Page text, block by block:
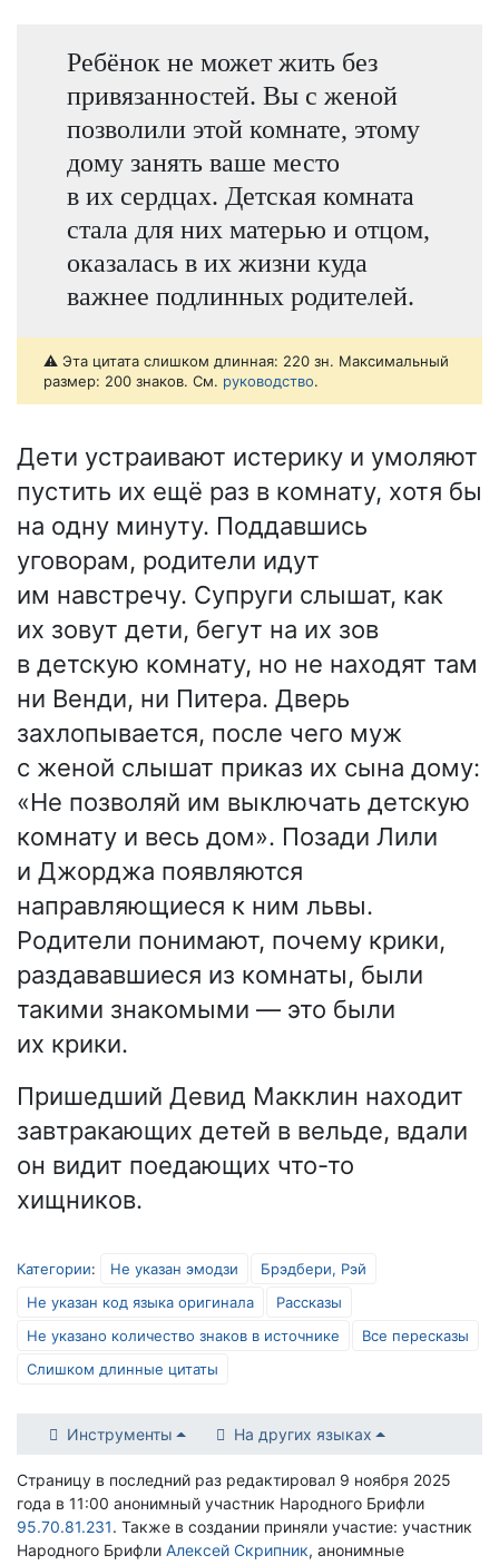
Ребёнок не может жить без
привязанностей. Вы с женой
позволили этой комнате, этому
дому занять ваше место
в их сердцах. Детская комната
стала для них матерью и отцом,
оказалась в их жизни куда
важнее подлинных родителей.
⚠️ Эта цитата слишком длинная: 220 зн. Максимальный
размер: 200 знаков. См. руководство.
Дети устраивают истерику и умоляют
пустить их ещё раз в комнату, хотя бы
на одну минуту. Поддавшись
уговорам, родители идут
им навстречу. Супруги слышат, как
их зовут дети, бегут на их зов
в детскую комнату, но не находят там
ни Венди, ни Питера. Дверь
захлопывается, после чего муж
с женой слышат приказ их сына дому:
«Не позволяй им выключать детскую
комнату и весь дом». Позади Лили
и Джорджа появляются
направляющиеся к ним львы.
Родители понимают, почему крики,
раздававшиеся из комнаты, были
такими знакомыми — это были
их крики.
Пришедший Девид Макклин находит
завтракающих детей в вельде, вдали
он видит поедающих что-то
хищников.
Категории: Не указан эмодзи
Брэдбери, Рэй
Не указан код языка оригинала
Рассказы
Не указано количество знаков в источнике
Все пересказы
Слишком длинные цитаты
Инструменты На других языках
Страницу в последний раз редактировал 9 ноября 2025
года в 11:00 анонимный участник Народного Брифли
95.70.81.231. Также в создании приняли участие: участник
Народного Брифли Алексей Скрипник, анонимные